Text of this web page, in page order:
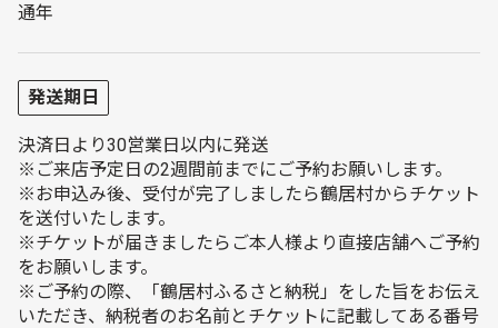
通年
発送期日
決済日より30営業日以内に発送
※ご来店予定日の2週間前までにご予約お願いします。
※お申込み後、受付が完了しましたら鶴居村からチケット
を送付いたします。
※チケットが届きましたらご本人様より直接店舗へご予約
をお願いします。
※ご予約の際、「鶴居村ふるさと納税」をした旨をお伝え
いただき、納税者のお名前とチケットに記載してある番号